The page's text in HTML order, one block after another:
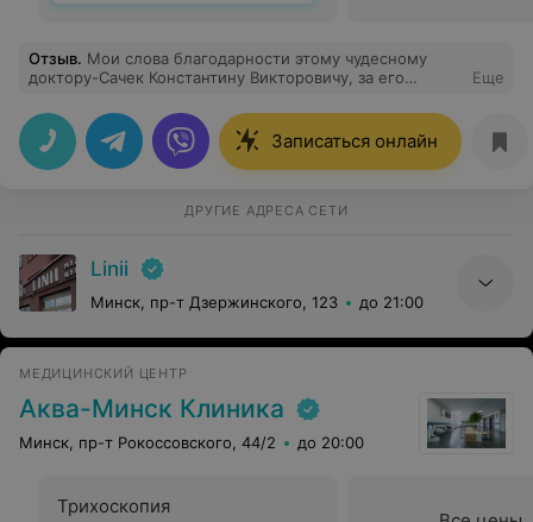
Отзыв. Мои слова благодарности этому чудесному
доктору-Сачек Константину Викторовичу, за его
профессионализм.Получила потрясающий результат
круговой блефаропластики . Весь процесс прошёл
максимально комфортно. Спасибо Вам огромное!
Еще
Записаться онлайн
ДРУГИЕ АДРЕСА СЕТИ
Linii
Минск, пр-т Дзержинского, 123 до 21:00
МЕДИЦИНСКИЙ ЦЕНТР
Аква-Минск Клиника
Минск, пр-т Рокоссовского, 44/2 до 20:00
Трихоскопия